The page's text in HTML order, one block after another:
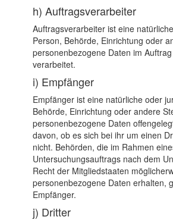
h) Auftragsverarbeiter
Auftragsverarbeiter ist eine
Person, Behörde, Einrichtung oder
personenbezogene Daten im
verarbeitet.
i) Empfänger
Empfänger ist eine natürliche oder
Behörde, Einrichtung oder andere
personenbezogene Daten
davon, ob es sich bei ihr um einen
nicht. Behörden, die im Rahmen
Untersuchungsauftrags nach dem
Recht der Mitgliedstaaten
personenbezogene Daten erhalten,
Empfänger.
j) Dritter